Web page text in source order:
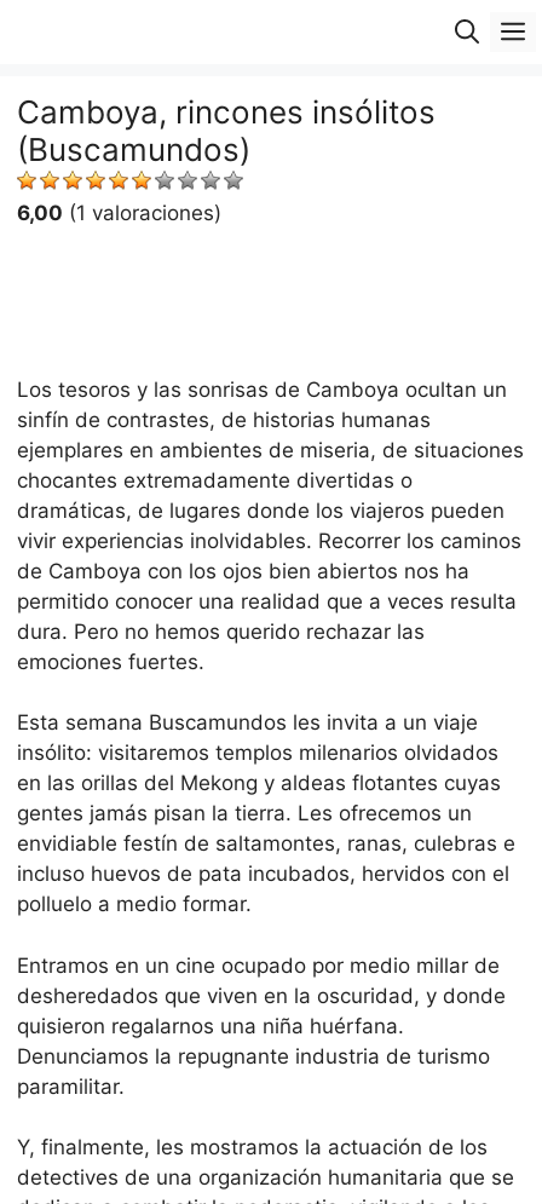
Camboya, rincones insólitos
(Buscamundos)
6,00 (1 valoraciones)
Los tesoros y las sonrisas de Camboya ocultan un
sinfín de contrastes, de historias humanas
ejemplares en ambientes de miseria, de situaciones
chocantes extremadamente divertidas o
dramáticas, de lugares donde los viajeros pueden
vivir experiencias inolvidables. Recorrer los caminos
de Camboya con los ojos bien abiertos nos ha
permitido conocer una realidad que a veces resulta
dura. Pero no hemos querido rechazar las
emociones fuertes.
Esta semana Buscamundos les invita a un viaje
insólito: visitaremos templos milenarios olvidados
en las orillas del Mekong y aldeas flotantes cuyas
gentes jamás pisan la tierra. Les ofrecemos un
envidiable festín de saltamontes, ranas, culebras e
incluso huevos de pata incubados, hervidos con el
polluelo a medio formar.
Entramos en un cine ocupado por medio millar de
desheredados que viven en la oscuridad, y donde
quisieron regalarnos una niña huérfana.
Denunciamos la repugnante industria de turismo
paramilitar.
Y, finalmente, les mostramos la actuación de los
detectives de una organización humanitaria que se